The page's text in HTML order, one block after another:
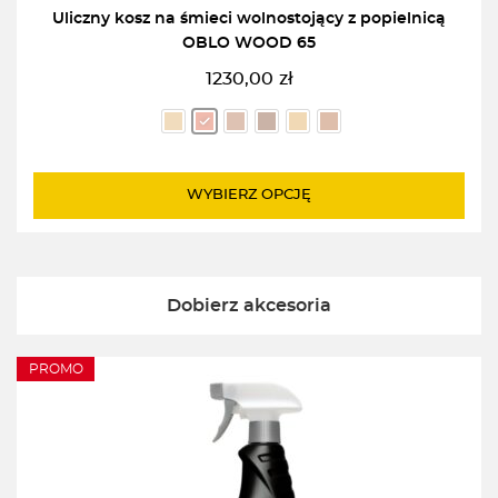
Uliczny kosz na śmieci wolnostojący z popielnicą
OBLO WOOD 65
1230,00 zł
WYBIERZ OPCJĘ
Dobierz akcesoria
PROMO